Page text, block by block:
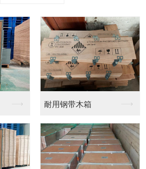
耐用钢带木箱